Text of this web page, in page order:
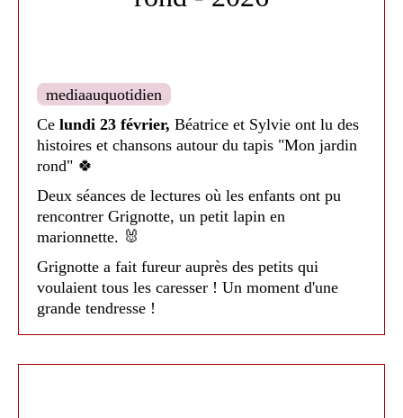
Médiathèque de Nailloux - 2026
mediaauquotidien
Ce lundi 23 février, Béatrice et Sylvie ont lu des
histoires et chansons autour du tapis "Mon jardin
rond" 🍀
Deux séances de lectures où les enfants ont pu
rencontrer Grignotte, un petit lapin en
marionnette. 🐰
Grignotte a fait fureur auprès des petits qui
voulaient tous les caresser ! Un moment d'une
grande tendresse !
Durant le mois demars, nos deux bibliothécaires